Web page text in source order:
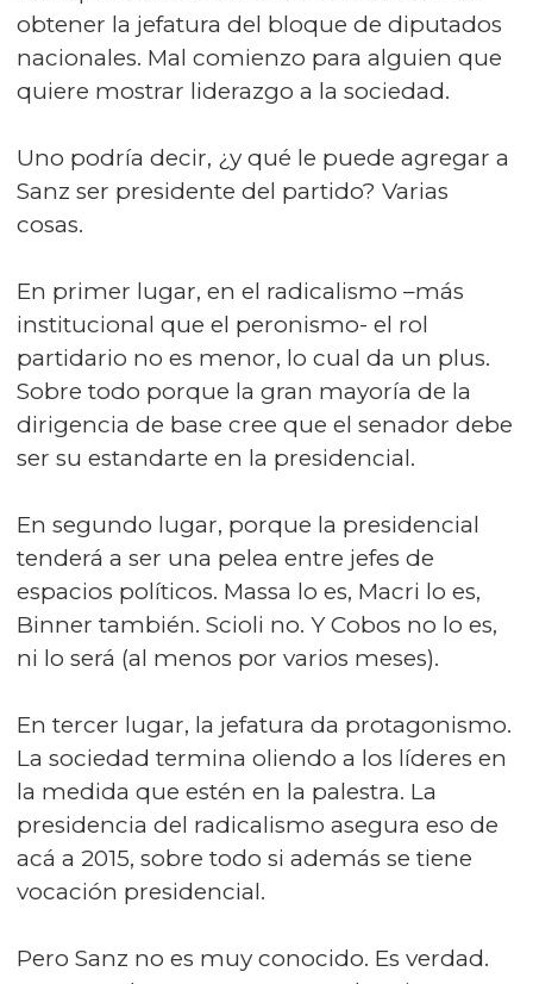
obtener la jefatura del bloque de diputados
nacionales. Mal comienzo para alguien que
quiere mostrar liderazgo a la sociedad.
Uno podría decir, ¿y qué le puede agregar a
Sanz ser presidente del partido? Varias
cosas.
En primer lugar, en el radicalismo –más
institucional que el peronismo- el rol
partidario no es menor, lo cual da un plus.
Sobre todo porque la gran mayoría de la
dirigencia de base cree que el senador debe
ser su estandarte en la presidencial.
En segundo lugar, porque la presidencial
tenderá a ser una pelea entre jefes de
espacios políticos. Massa lo es, Macri lo es,
Binner también. Scioli no. Y Cobos no lo es,
ni lo será (al menos por varios meses).
En tercer lugar, la jefatura da protagonismo.
La sociedad termina oliendo a los líderes en
la medida que estén en la palestra. La
presidencia del radicalismo asegura eso de
acá a 2015, sobre todo si además se tiene
vocación presidencial.
Pero Sanz no es muy conocido. Es verdad.